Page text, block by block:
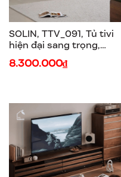
SOLIN, TTV_091, Tủ tivi
hiện đại sang trọng,
180x30x40cm, Plywood
phủ Veneer, Nội thất Nhà
8.300.000₫